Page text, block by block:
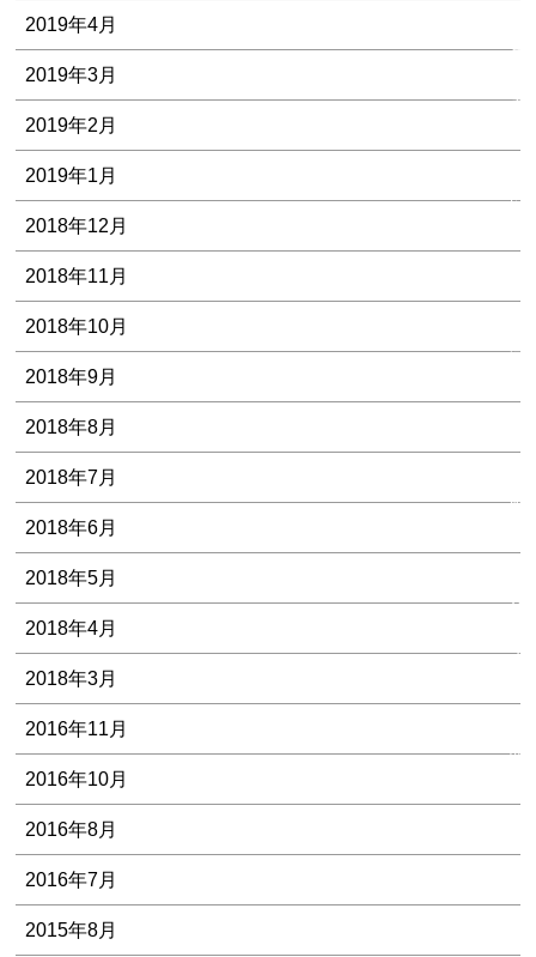
よ
あ
合
料
ル
談/
2019年4月
2019年3月
2019年2月
2019年1月
2018年12月
2018年11月
2018年10月
2018年9月
2018年8月
2018年7月
2018年6月
2018年5月
2018年4月
2018年3月
2016年11月
2016年10月
2016年8月
2016年7月
2015年8月